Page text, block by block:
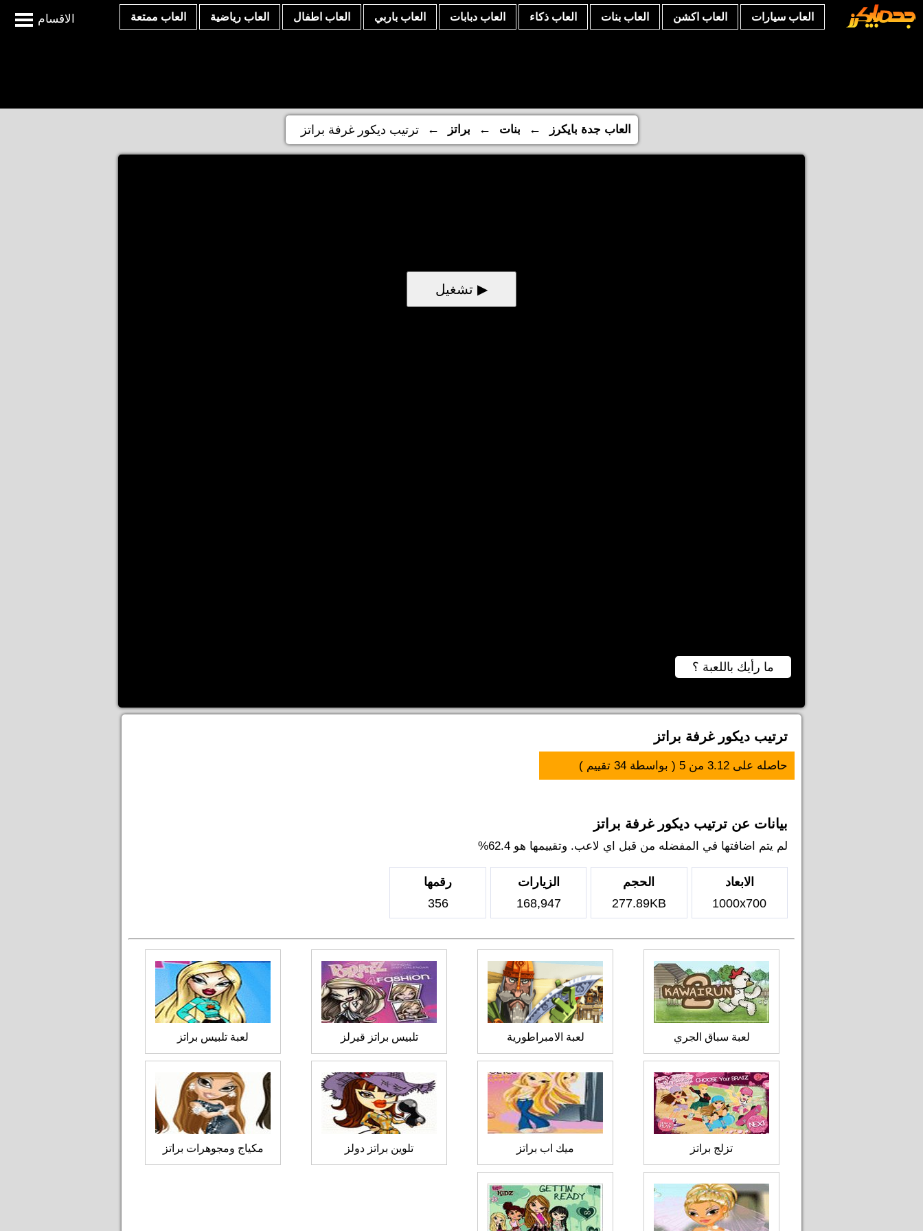
الاقسام العاب سيارات العاب اكشن العاب بنات العاب ذكاء العاب دبابات العاب باربي العاب اطفال العاب رياضية العاب ممتعة
العاب جدة بايكرز ← بنات ← براتز ← ترتيب ديكور غرفة براتز
▶ تشغيل
ما رأيك باللعبة ؟
ترتيب ديكور غرفة براتز
حاصله على 3.12 من 5 ( بواسطة 34 تقييم )
بيانات عن ترتيب ديكور غرفة براتز
لم يتم اضافتها في المفضله من قبل اي لاعب. وتقييمها هو 62.4%
الابعاد
1000x700
الحجم
277.89KB
الزيارات
168,947
رقمها
356
لعبة سباق الجري لعبة الامبراطورية تلبيس براتز قيرلز لعبة تلبيس براتز
تزلج براتز ميك اب براتز تلوين براتز دولز مكياج ومجوهرات براتز